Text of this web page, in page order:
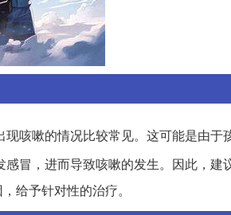
现咳嗽的情况比较常见。这可能是由
冒，进而导致咳嗽的发生。因此，
给予针对性的治疗。